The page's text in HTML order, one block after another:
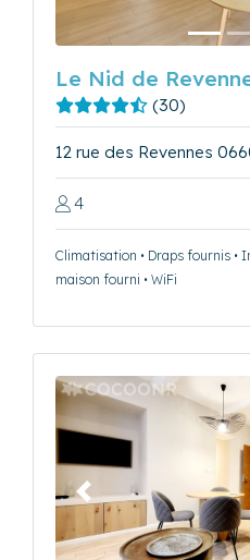
Le Nid de
(30)
12 rue des Revennes
4
Climatisation • Draps fournis •
maison fourni • WiFi
Précédent